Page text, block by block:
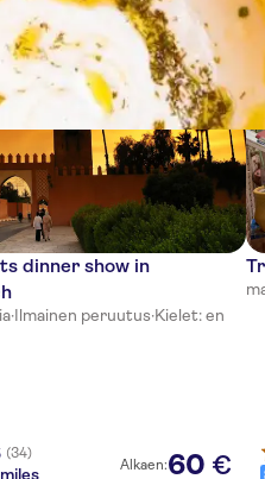
dinner show in
·Ilmainen peruutus·Kielet: en
(34)
Alkaen:60 €